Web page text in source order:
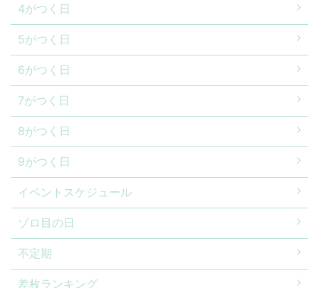
4がつく日
5がつく日
6がつく日
7がつく日
8がつく日
9がつく日
イベントスケジュール
ゾロ目の日
不定期
差枚ランキング